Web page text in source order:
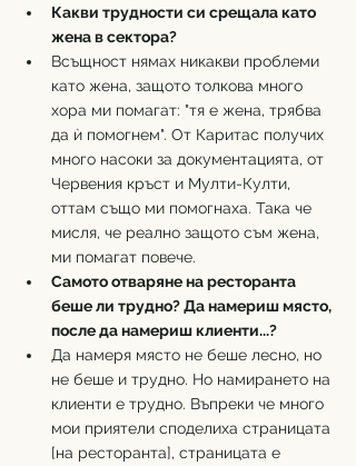
Какви трудности си срещала като
жена в сектора?
Всъщност нямах никакви проблеми
като жена, защото толкова много
хора ми помагат: "тя е жена, трябва
да ѝ помогнем". От Каритас получих
много насоки за документацията, от
Червения кръст и Мулти-Култи,
оттам също ми помогнаха. Така че
мисля, че реално защото съм жена,
ми помагат повече.
Самото отваряне на ресторанта
беше ли трудно? Да намериш място,
после да намериш клиенти...?
Да намеря място не беше лесно, но
не беше и трудно. Но намирането на
клиенти е трудно. Въпреки че много
мои приятели споделиха страницата
[на ресторанта], страницата е